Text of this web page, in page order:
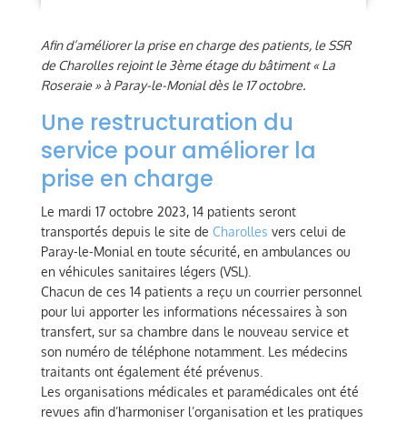
Afin d’améliorer la prise en charge des patients, le SSR
de Charolles rejoint le 3ème étage du bâtiment « La
Roseraie » à Paray-le-Monial dès le 17 octobre.
Une restructuration du
service pour améliorer la
prise en charge
Le mardi 17 octobre 2023, 14 patients seront
transportés depuis le site de Charolles vers celui de
Paray-le-Monial en toute sécurité, en ambulances ou
en véhicules sanitaires légers (VSL).
Chacun de ces 14 patients a reçu un courrier personnel
pour lui apporter les informations nécessaires à son
transfert, sur sa chambre dans le nouveau service et
son numéro de téléphone notamment. Les médecins
traitants ont également été prévenus.
Les organisations médicales et paramédicales ont été
revues afin d’harmoniser l’organisation et les pratiques